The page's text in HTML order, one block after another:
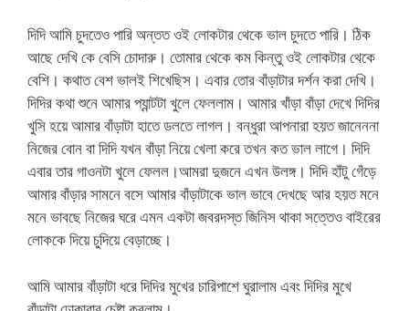
দিদি আমি চুদতেও পারি অন্তত ওই লোকটার থেকে ভাল চুদতে পারি। ঠিক
আছে দেখি কে বেসি চোদারু। তোমার থেকে কম কিন্তু ওই লোকটার থেকে
বেশি। কথাত বেশ ভালই শিখেছিস। এবার তোর বাঁড়াটার দর্শন করা দেখি।
দিদির কথা শুনে আমার প্যান্টটা খুলে ফেললাম। আমার খাঁড়া বাঁড়া দেখে দিদির
খুসি হয়ে আমার বাঁড়াটা হাতে ডলতে লাগল। বন্ধুরা আপনারা হয়ত জানেননা
নিজের বোন বা দিদি যখন বাঁড়া নিয়ে খেলা করে তখন কত ভাল লাগে। দিদি
এবার তার গাওনটা খুলে ফেলল।আমরা দুজনে এখন উলঙ্গ। দিদি হাঁটু গেঁড়ে
আমার বাঁড়ার সামনে বসে আমার বাঁড়াটাকে ভাল ভাবে দেখছে আর হয়ত মনে
মনে ভাবছে নিজের ঘরে এমন একটা জবরদস্ত জিনিস থাকা সত্তেও বাইরের
লোককে দিয়ে চুদিয়ে বেড়াচ্ছে।
আমি আমার বাঁড়াটা ধরে দিদির মুখের চারিপাশে ঘুরালাম এবং দিদির মুখে